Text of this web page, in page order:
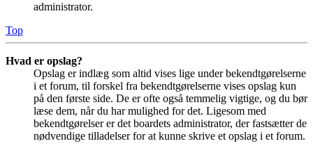
administrator.
Top
Hvad er opslag?
Opslag er indlæg som altid vises lige under bekendtgørelserne
i et forum, til forskel fra bekendtgørelserne vises opslag kun
på den første side. De er ofte også temmelig vigtige, og du bør
læse dem, når du har mulighed for det. Ligesom med
bekendtgørelser er det boardets administrator, der fastsætter de
nødvendige tilladelser for at kunne skrive et opslag i et forum.